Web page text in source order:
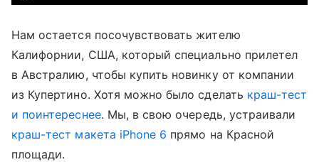
Нам остается посочувствовать жителю
Калифорнии, США, который специально прилетел
в Австралию, чтобы купить новинку от компании
из Купертино. Хотя можно было сделать краш-тест
и поинтереснее. Мы, в свою очередь, устраивали
краш-тест макета iPhone 6 прямо на Красной
площади.